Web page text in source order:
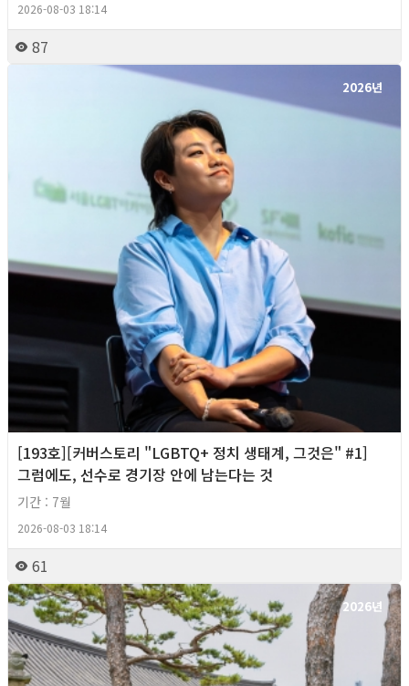
2026-08-03 18:14
87
2026년
[193호][커버스토리 "LGBTQ+ 정치 생태계, 그것은" #1]
그럼에도, 선수로 경기장 안에 남는다는 것
기간 : 7월
2026-08-03 18:14
61
2026년